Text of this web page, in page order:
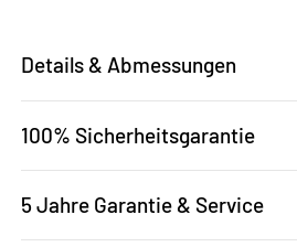
Details & Abmessungen
100% Sicherheitsgarantie
5 Jahre Garantie & Service